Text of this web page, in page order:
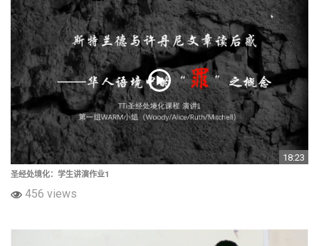
18:23
圣经处境化：学生讲演作业1
456 views